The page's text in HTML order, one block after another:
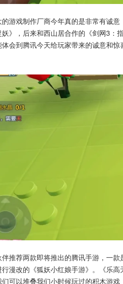
游戏制作厂商今年真的是非常有诚
》，后来和西山居合作的《剑网3：
会到腾讯今天给玩家带来的诚意和惊
推荐两款即将推出的腾讯手游，一
行漫改的《狐妖小红娘手游》。《乐
们可以堆叠我们小时候玩过的积木游